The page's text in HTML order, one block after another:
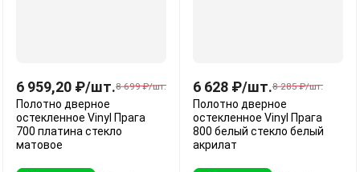
6 959,20 ₽/шт.8 699 ₽/шт.
Полотно дверное
остекленное Vinyl Прага
700 платина стекло
матовое
6 628 ₽/шт.8 285 ₽/шт.
Полотно дверное
остекленное Vinyl Прага
800 белый стекло белый
акрилат